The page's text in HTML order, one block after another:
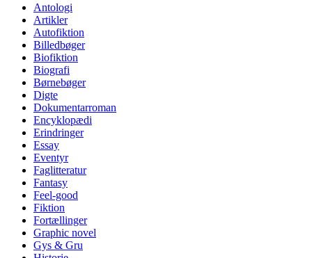
Antologi
Artikler
Autofiktion
Billedbøger
Biofiktion
Biografi
Børnebøger
Digte
Dokumentarroman
Encyklopædi
Erindringer
Essay
Eventyr
Faglitteratur
Fantasy
Feel-good
Fiktion
Fortællinger
Graphic novel
Gys & Gru